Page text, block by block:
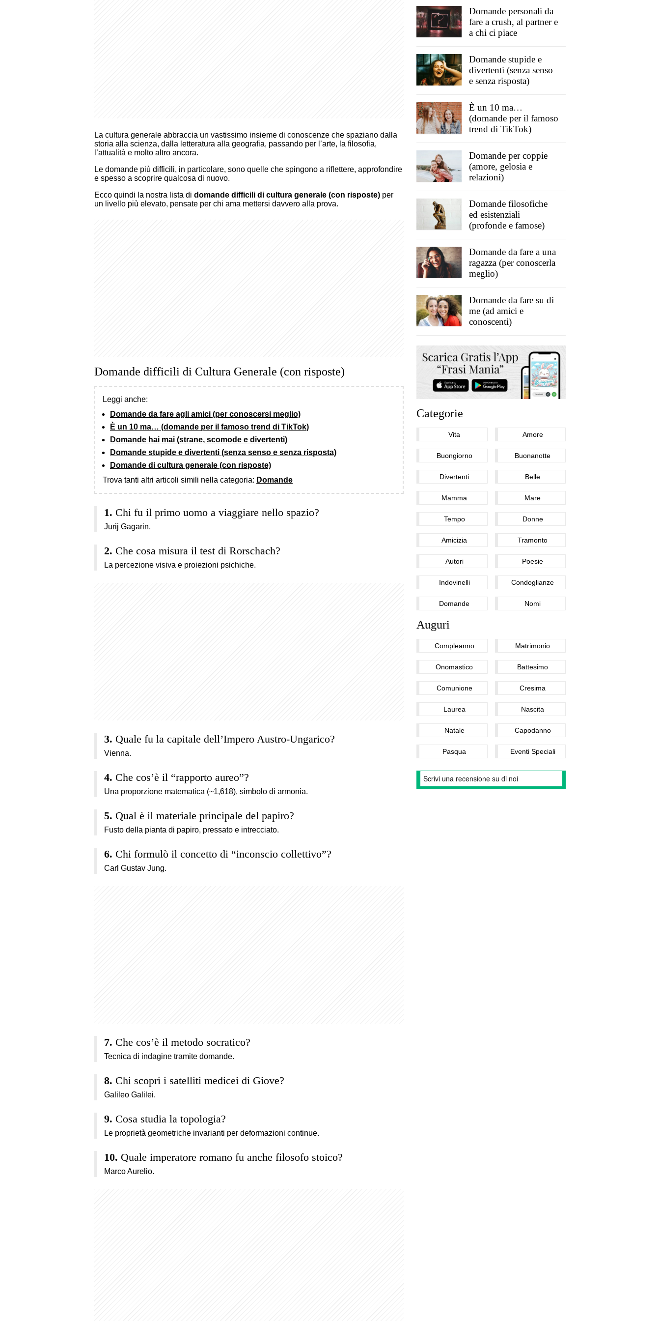
La cultura generale abbraccia un vastissimo insieme di conoscenze che spaziano dalla
storia alla scienza, dalla letteratura alla geografia, passando per l’arte, la filosofia,
l’attualità e molto altro ancora.
Le domande più difficili, in particolare, sono quelle che spingono a riflettere, approfondire
e spesso a scoprire qualcosa di nuovo.
Ecco quindi la nostra lista di domande difficili di cultura generale (con risposte) per
un livello più elevato, pensate per chi ama mettersi davvero alla prova.
Domande difficili di Cultura Generale (con risposte)
Leggi anche:
Domande da fare agli amici (per conoscersi meglio)
È un 10 ma… (domande per il famoso trend di TikTok)
Domande hai mai (strane, scomode e divertenti)
Domande stupide e divertenti (senza senso e senza risposta)
Domande di cultura generale (con risposte)
Trova tanti altri articoli simili nella categoria: Domande
Chi fu il primo uomo a viaggiare nello spazio?
Jurij Gagarin.
Che cosa misura il test di Rorschach?
La percezione visiva e proiezioni psichiche.
Quale fu la capitale dell’Impero Austro-Ungarico?
Vienna.
Che cos’è il “rapporto aureo”?
Una proporzione matematica (~1,618), simbolo di armonia.
Qual è il materiale principale del papiro?
Fusto della pianta di papiro, pressato e intrecciato.
Chi formulò il concetto di “inconscio collettivo”?
Carl Gustav Jung.
Che cos’è il metodo socratico?
Tecnica di indagine tramite domande.
Chi scoprì i satelliti medicei di Giove?
Galileo Galilei.
Cosa studia la topologia?
Le proprietà geometriche invarianti per deformazioni continue.
Quale imperatore romano fu anche filosofo stoico?
Marco Aurelio.
Domande personali da
fare a crush, al partner e
a chi ci piace
Domande stupide e
divertenti (senza senso
e senza risposta)
È un 10 ma…
(domande per il famoso
trend di TikTok)
Domande per coppie
(amore, gelosia e
relazioni)
Domande filosofiche
ed esistenziali
(profonde e famose)
Domande da fare a una
ragazza (per conoscerla
meglio)
Domande da fare su di
me (ad amici e
conoscenti)
Categorie
Vita Amore
Buongiorno Buonanotte
Divertenti Belle
Mamma Mare
Tempo Donne
Amicizia Tramonto
Autori Poesie
Indovinelli Condoglianze
Domande Nomi
Auguri
Compleanno Matrimonio
Onomastico Battesimo
Comunione Cresima
Laurea Nascita
Natale Capodanno
Pasqua Eventi Speciali